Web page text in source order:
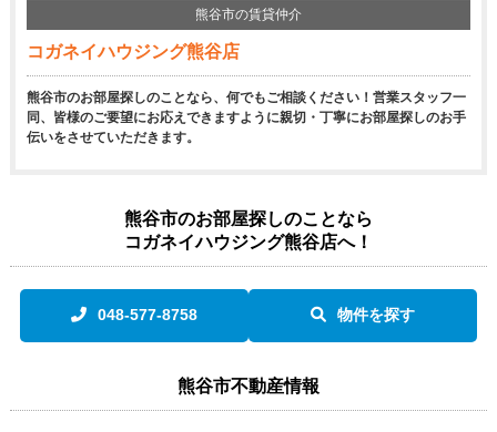
熊谷市の賃貸仲介
コガネイハウジング熊谷店
熊谷市のお部屋探しのことなら、何でもご相談ください！営業スタッフ一
同、皆様のご要望にお応えできますように親切・丁寧にお部屋探しのお手
伝いをさせていただきます。
熊谷市のお部屋探しのことなら
コガネイハウジング熊谷店へ！
048-577-8758 物件を探す
熊谷市不動産情報